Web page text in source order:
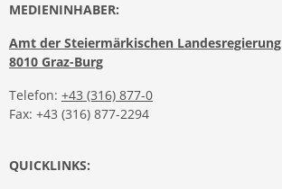
MEDIENINHABER:
Amt der Steiermärkischen Landesregierung
8010 Graz-Burg
Telefon: +43 (316) 877-0
Fax: +43 (316) 877-2294
QUICKLINKS: